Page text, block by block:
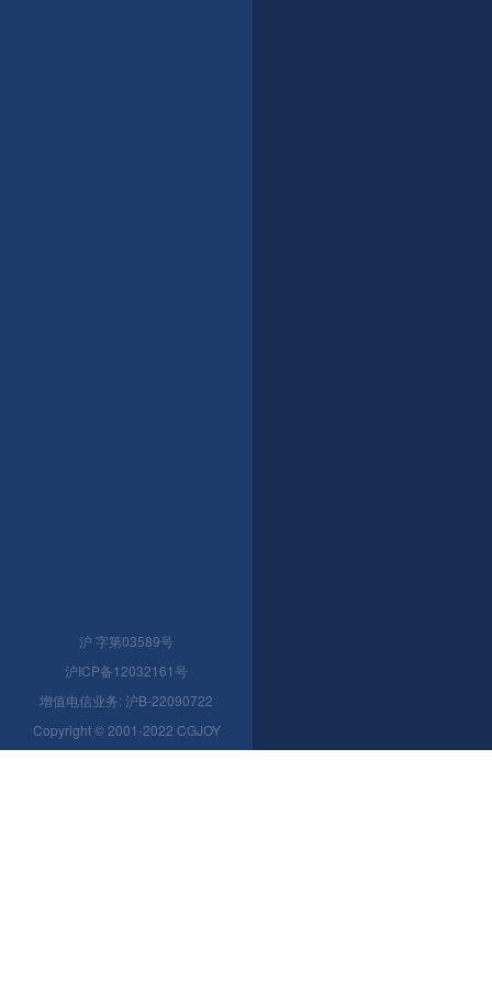
沪 字第03589号
沪ICP备12032161号
增值电信业务: 沪B-22090722
Copyright © 2001-2022 CGJOY